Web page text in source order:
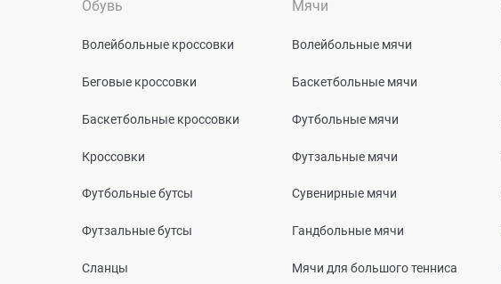
Обувь
Волейбольные кроссовки
Беговые кроссовки
Баскетбольные кроссовки
Кроссовки
Футбольные бутсы
Футзальные бутсы
Сланцы
Мячи
Волейбольные мячи
Баскетбольные мячи
Футбольные мячи
Футзальные мячи
Сувенирные мячи
Гандбольные мячи
Мячи для большого тенниса